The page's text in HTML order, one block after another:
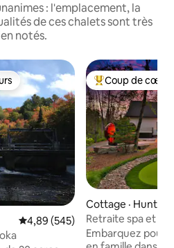
: l'emplacement, la
de ces chalets sont très
notés.
les plus aimés
Note moyenne de 4,89 sur 5,
4,89 (545)
Coup de cœur
Coup de cœur
Cottage ·
Retraite spa et
sauna et jacuzzi
Embarquez pour